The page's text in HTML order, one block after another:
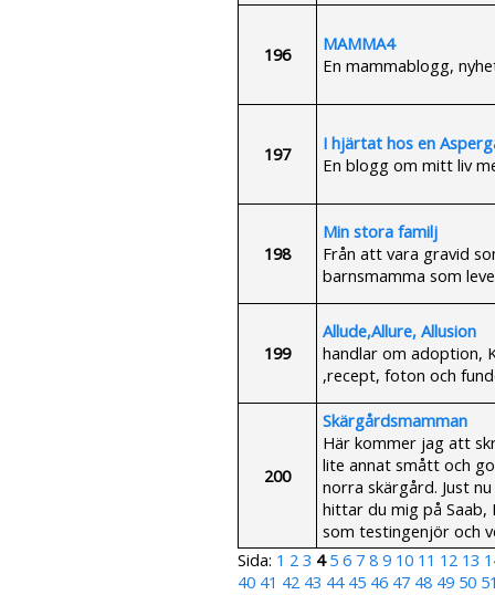
196
MAMMA4
En mammablogg,
197
I hjärtat hos en
En blogg om mitt liv
198
Min stora familj
Från att vara gravid
barnsmamma som
199
Allude,Allure, Allusion
handlar om adoption,
,recept, foton och
200
Skärgårdsmamman
Här kommer jag att
lite annat smått och
norra skärgård. Just
hittar du mig på Saab,
som testingenjör och
Sida: 1 2 3 4 5 6 7 8 9 10 11 12 13
40 41 42 43 44 45 46 47 48 49 50